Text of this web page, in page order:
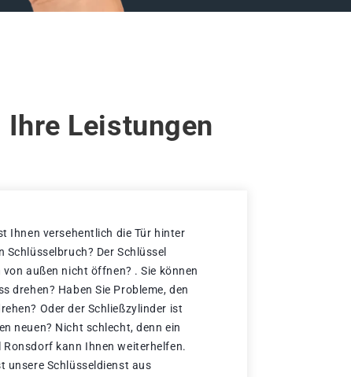
Leistungen
Ihnen versehentlich die Tür hinter
Schlüsselbruch? Der Schlüssel
außen nicht öffnen? . Sie können
drehen? Haben Sie Probleme, den
Oder der Schließzylinder ist
neuen? Nicht schlecht, denn ein
kann Ihnen weiterhelfen.
unsere Schlüsseldienst aus